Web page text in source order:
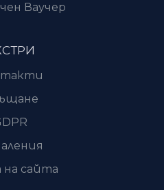
Ваучер
на сайта